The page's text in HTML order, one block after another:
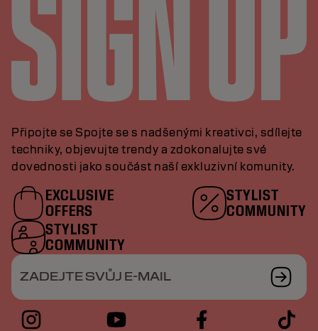
Připojte se Spojte se s nadšenými kreativci, sdílejte
techniky, objevujte trendy a zdokonalujte své
dovednosti jako součást naší exkluzivní komunity.
EXCLUSIVE
OFFERS
STYLIST
COMMUNITY
STYLIST
COMMUNITY
ZADEJTE SVŮJ E-MAIL